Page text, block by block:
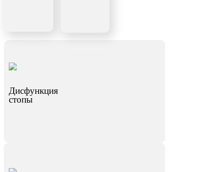
Дисфункция
стопы